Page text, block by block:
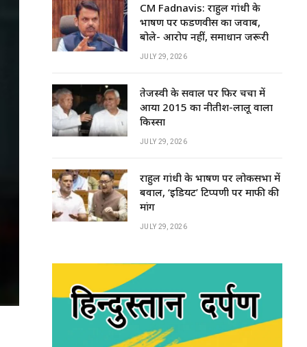
CM Fadnavis: राहुल गांधी के
भाषण पर फडणवीस का जवाब,
बोले- आरोप नहीं, समाधान जरूरी
JULY 29, 2026
तेजस्वी के सवाल पर फिर चर्चा में
आया 2015 का नीतीश-लालू वाला
किस्सा
JULY 29, 2026
राहुल गांधी के भाषण पर लोकसभा में
बवाल, ‘इडियट’ टिप्पणी पर माफी की
मांग
JULY 29, 2026